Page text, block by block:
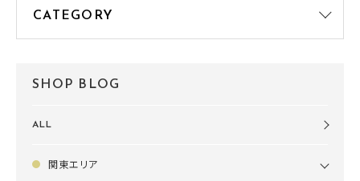
SHOP BLOG
ALL
関東エリア